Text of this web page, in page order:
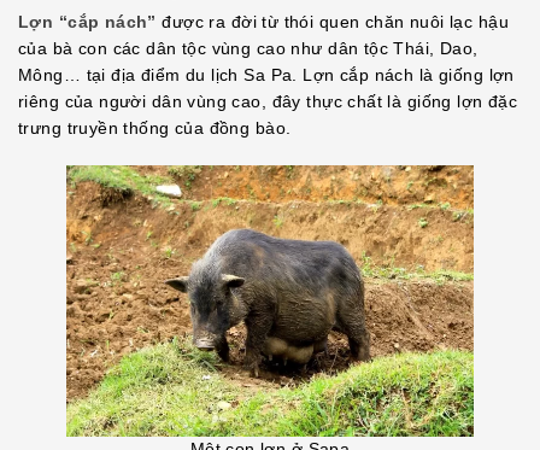
Lợn “cắp nách” được ra đời từ thói quen chăn nuôi lạc hậu
của bà con các dân tộc vùng cao như dân tộc Thái, Dao,
Mông… tại địa điểm du lịch Sa Pa. Lợn cắp nách là giống lợn
riêng của người dân vùng cao, đây thực chất là giống lợn đặc
trưng truyền thống của đồng bào.